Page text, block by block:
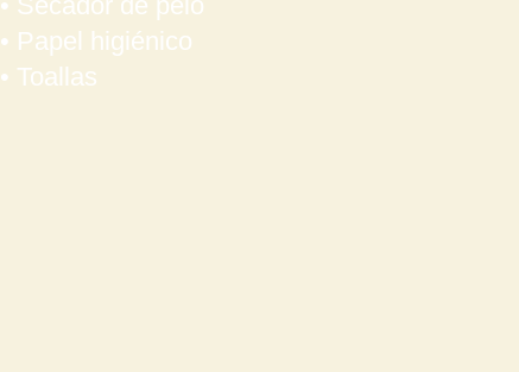
• Papel higiénico
• Toallas